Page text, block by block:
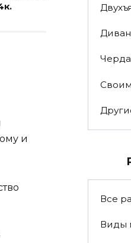
и
Диван
Все
Виды